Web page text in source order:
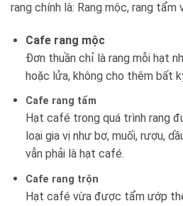
rang chính là: Rang mộc, rang tẩm
Cafe rang mộc
Đơn thuần chỉ là rang mỗi hạt
hoặc lửa, không cho thêm bất
Cafe rang tẩm
Hạt café trong quá trình rang
loại gia vị như bơ, muối, rượu,
vẫn phải là hạt café.
Cafe rang trộn
Hạt café vừa được tẩm ướp